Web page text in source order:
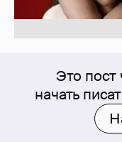
Это пост
начать